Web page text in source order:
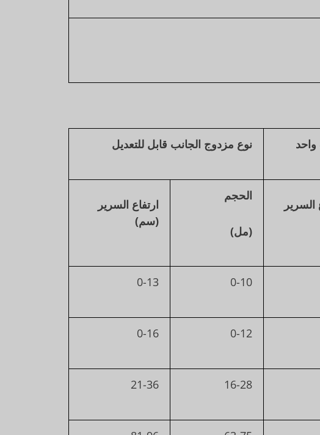
نوع مزدوج الجانب قابل للتعديل
السرير
الحجم
(مل)
ارتفاع السرير
(سم)
0-10
0-13
0-12
0-16
16-28
21-36